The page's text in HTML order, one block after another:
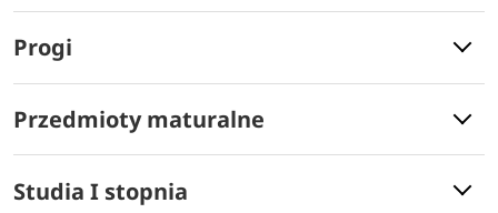
Progi
Przedmioty maturalne
Studia I stopnia